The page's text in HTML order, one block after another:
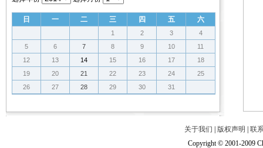
日 一 二 三 四 五 六
1 2 3
4
5
6 7 8 9 10
11
12
13 14 15 16 17
18
19
20 21 22 23 24
25
26
27 28 29 30 31
关于我们 版权声明
联
Copyright © 2001-2009